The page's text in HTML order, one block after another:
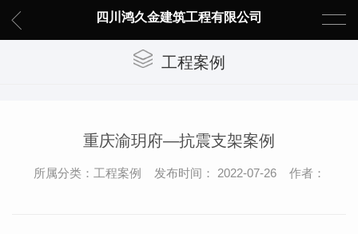
四川鸿久金建筑工程有限公司
工程案例
重庆渝玥府—抗震支架案例
所属分类：工程案例 发布时间： 2022-07-26 作者：